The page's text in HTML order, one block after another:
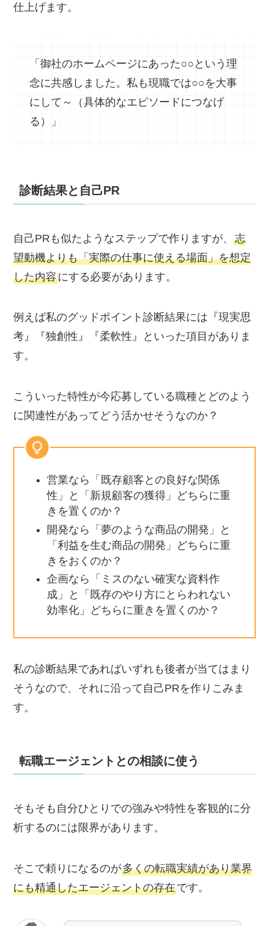
仕上げます。
「御社のホームページにあった○○という理
念に共感しました。私も現職では○○を大事
にして～（具体的なエピソードにつなげ
る）」
診断結果と自己PR
自己PRも似たようなステップで作りますが、志
望動機よりも「実際の仕事に使える場面」を想定
した内容にする必要があります。
例えば私のグッドポイント診断結果には『現実思
考』『独創性』『柔軟性』といった項目がありま
す。
こういった特性が今応募している職種とどのよう
に関連性があってどう活かせそうなのか？
営業なら「既存顧客との良好な関係
性」と「新規顧客の獲得」どちらに重
きを置くのか？
開発なら「夢のような商品の開発」と
「利益を生む商品の開発」どちらに重
きをおくのか？
企画なら「ミスのない確実な資料作
成」と「既存のやり方にとらわれない
効率化」どちらに重きを置くのか？
私の診断結果であればいずれも後者が当てはまり
そうなので、それに沿って自己PRを作りこみま
す。
転職エージェントとの相談に使う
そもそも自分ひとりでの強みや特性を客観的に分
析するのには限界があります。
そこで頼りになるのが多くの転職実績があり業界
にも精通したエージェントの存在です。